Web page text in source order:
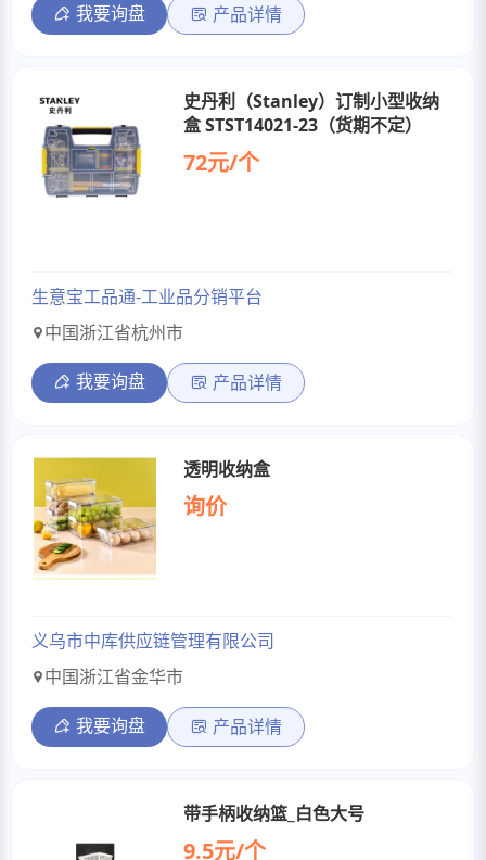
我要询盘 产品详情
史丹利（Stanley）订制小型收纳
盒 STST14021-23（货期不定）
72元/个
生意宝工品通-工业品分销平台
中国浙江省杭州市
我要询盘 产品详情
透明收纳盒
询价
义乌市中库供应链管理有限公司
中国浙江省金华市
我要询盘 产品详情
带手柄收纳篮_白色大号
9.5元/个